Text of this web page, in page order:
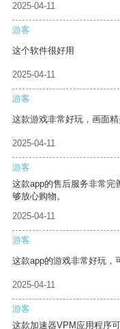
2025-04-11
游客
这个软件很好用
2025-04-11
游客
这款游戏非常好玩，画面精
2025-04-11
游客
这款app的售后服务非常完
够放心购物。
2025-04-11
游客
这款app的游戏非常好玩，
2025-04-11
游客
这款加速器VPM应用程序